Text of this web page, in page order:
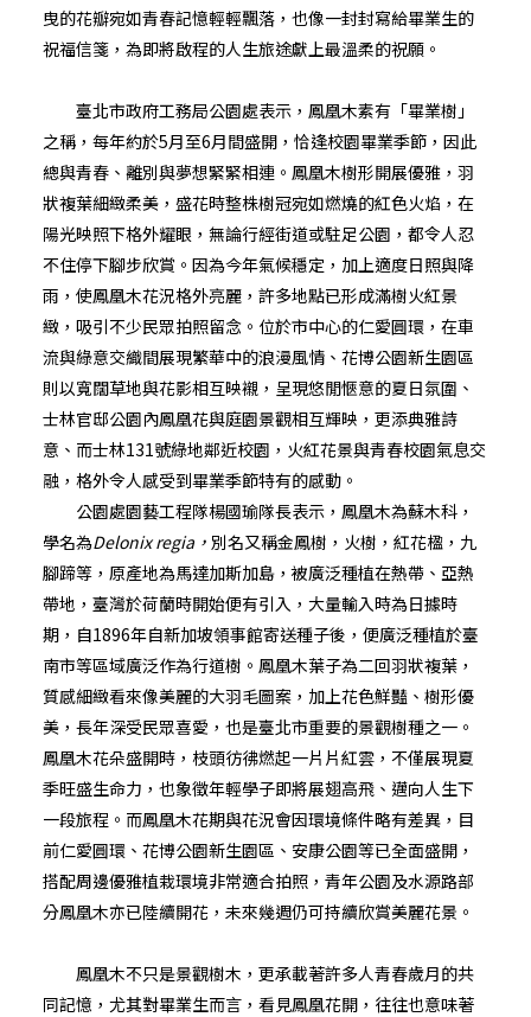
曳的花瓣宛如青春記憶輕輕飄落，也像一封封寫給畢業生的
祝福信箋，為即將啟程的人生旅途獻上最溫柔的祝願。
臺北市政府工務局公園處表示，鳳凰木素有「畢業樹」
之稱，每年約於5月至6月間盛開，恰逢校園畢業季節，因此
總與青春、離別與夢想緊緊相連。鳳凰木樹形開展優雅，羽
狀複葉細緻柔美，盛花時整株樹冠宛如燃燒的紅色火焰，在
陽光映照下格外耀眼，無論行經街道或駐足公園，都令人忍
不住停下腳步欣賞。因為今年氣候穩定，加上適度日照與降
雨，使鳳凰木花況格外亮麗，許多地點已形成滿樹火紅景
緻，吸引不少民眾拍照留念。位於市中心的仁愛圓環，在車
流與綠意交織間展現繁華中的浪漫風情、花博公園新生園區
則以寬闊草地與花影相互映襯，呈現悠閒愜意的夏日氛圍、
士林官邸公園內鳳凰花與庭園景觀相互輝映，更添典雅詩
意、而士林131號綠地鄰近校園，火紅花景與青春校園氣息交
融，格外令人感受到畢業季節特有的感動。
公園處園藝工程隊楊國瑜隊長表示，鳳凰木為蘇木科，
學名為Delonix regia， 別名又稱金鳳樹，火樹，紅花楹，九
腳蹄等，原產地為馬達加斯加島，被廣泛種植在熱帶、亞熱
帶地，臺灣於荷蘭時開始便有引入，大量輸入時為日據時
期，自1896年自新加坡領事館寄送種子後，便廣泛種植於臺
南市等區域廣泛作為行道樹。鳳凰木葉子為二回羽狀複葉，
質感細緻看來像美麗的大羽毛圖案，加上花色鮮豔、樹形優
美，長年深受民眾喜愛，也是臺北市重要的景觀樹種之一。
鳳凰木花朵盛開時，枝頭彷彿燃起一片片紅雲，不僅展現夏
季旺盛生命力，也象徵年輕學子即將展翅高飛、邁向人生下
一段旅程。而鳳凰木花期與花況會因環境條件略有差異，目
前仁愛圓環、花博公園新生園區、安康公園等已全面盛開，
搭配周邊優雅植栽環境非常適合拍照，青年公園及水源路部
分鳳凰木亦已陸續開花，未來幾週仍可持續欣賞美麗花景。
鳳凰木不只是景觀樹木，更承載著許多人青春歲月的共
同記憶，尤其對畢業生而言，看見鳳凰花開，往往也意味著